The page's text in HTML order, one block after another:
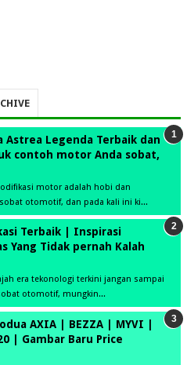
Astrea Legenda Terbaik dan
contoh motor Anda sobat,
motor adalah hobi dan
otomotif, dan pada kali ini ki...
Terbaik | Inspirasi
Yang Tidak pernah Kalah
era tekonologi terkini jangan sampai
otomotif, mungkin...
AXIA | BEZZA | MYVI |
| Gambar Baru Price